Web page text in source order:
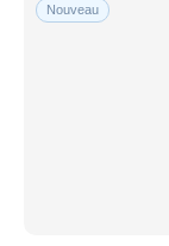
Nouveau